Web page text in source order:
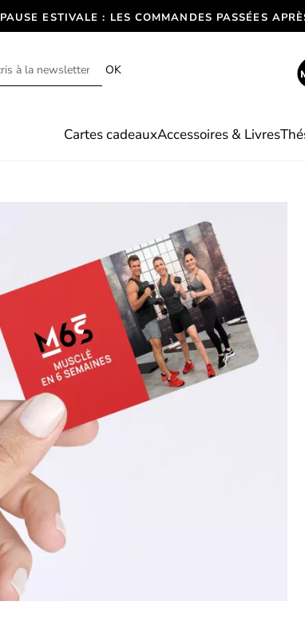
PAUSE ESTIVALE : LES COMMANDES PASSÉES
OK
Cartes cadeauxAccessoires & Livres